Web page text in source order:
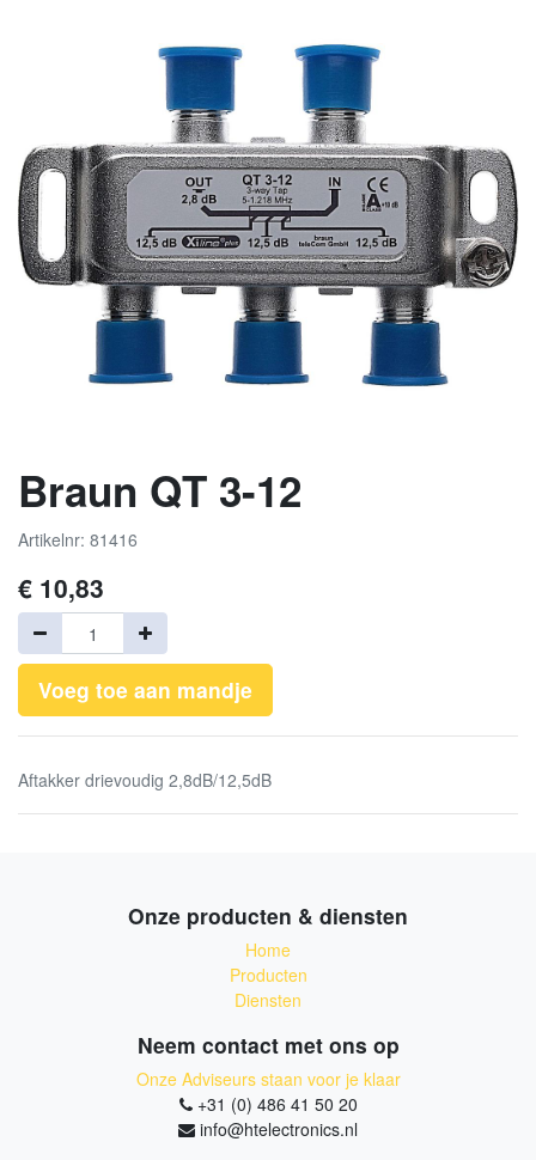
Braun QT 3-12
Artikelnr: 81416
€ 10,83
Voeg toe aan mandje
Aftakker drievoudig 2,8dB/12,5dB
Onze producten & diensten
Home
Producten
Diensten
Neem contact met ons op
Onze Adviseurs staan voor je klaar
+31 (0) 486 41 50 20
info@htelectronics.nl